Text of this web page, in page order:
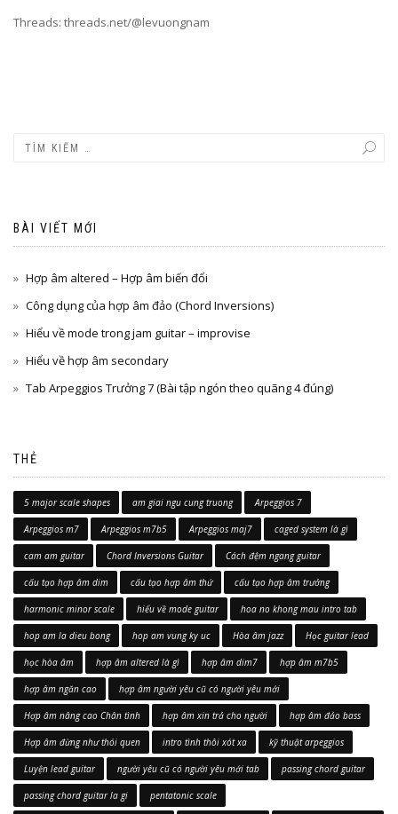
Threads: threads.net/@levuongnam
BÀI VIẾT MỚI
Hợp âm altered – Hợp âm biến đổi
Công dụng của hợp âm đảo (Chord Inversions)
Hiểu về mode trong jam guitar – improvise
Hiểu về hợp âm secondary
Tab Arpeggios Trưởng 7 (Bài tập ngón theo quãng 4 đúng)
THẺ
5 major scale shapes am giai ngu cung truong Arpeggios 7
Arpeggios m7 Arpeggios m7b5 Arpeggios maj7 caged system là gì
cam am guitar Chord Inversions Guitar Cách đệm ngang guitar
cấu tạo hợp âm dim cấu tạo hợp âm thứ cấu tạo hợp âm trưởng
harmonic minor scale hiểu về mode guitar hoa no khong mau intro tab
hop am la dieu bong hop am vung ky uc Hòa âm jazz Học guitar lead
học hòa âm hợp âm altered là gì hợp âm dim7 hợp âm m7b5
hợp âm ngăn cao hợp âm người yêu cũ có người yêu mới
Hợp âm nâng cao Chân tình hợp âm xin trả cho người hợp âm đảo bass
Hợp âm đừng như thói quen intro tình thôi xót xa kỹ thuật arpeggios
Luyện lead guitar người yêu cũ có người yêu mới tab passing chord guitar
passing chord guitar la gi pentatonic scale